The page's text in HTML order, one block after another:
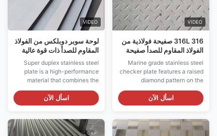
VIDEO
316 316L صفيحة فولاذية من
الفولاذ المقاوم للصدأ صفيحة
فولاذية من الفولاذ المقاوم
للنزلق
Marine grade stainless steel
checker plate features a raised
diamond pattern on the
surface. This design provides
excellent slip resistance and
wear resistance in wet and
marine grade checker plates
are manufactured from Grade
اسأل الآن
VIDEO
لوحة سوبر دوبلكس من الفولاذ
المقاوم للصدأ ذات قوة عالية
مقاومة للتآكل
Super duplex stainless steel
plate is a high-performance
material that combines the
advantageous properties of
both austenitic and ferritic
stainless steel microstructures.
microstructure (approximately
50% ferrite / 50% austenite),
اسأل الآن